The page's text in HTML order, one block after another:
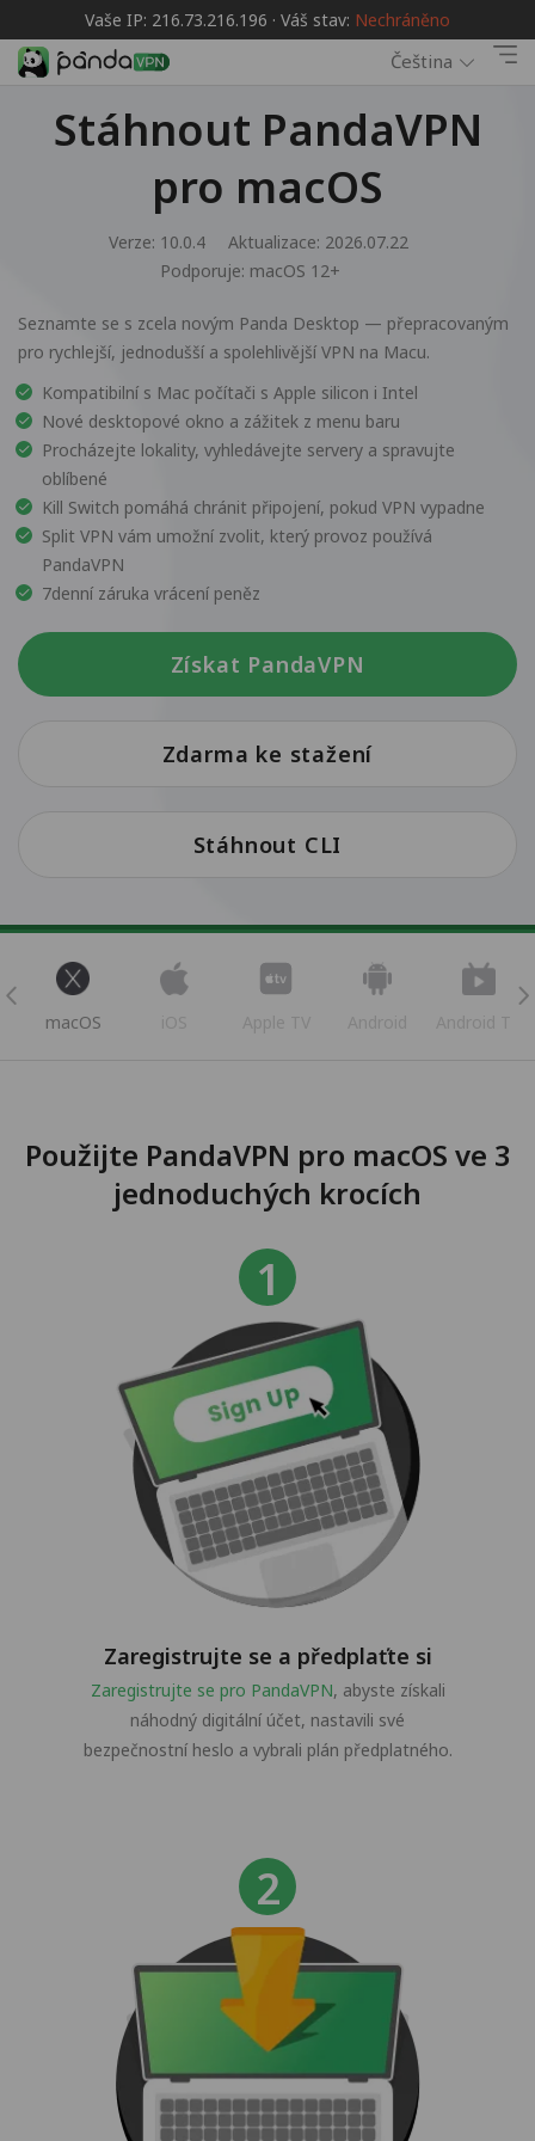
Vaše IP: 216.73.216.196 · Váš stav: Nechráněno
Čeština
Stáhnout PandaVPN
pro macOS
Verze: 10.0.4
Aktualizace: 2026.07.22
Podporuje: macOS 12+
Seznamte se s zcela novým Panda Desktop — přepracovaným
pro rychlejší, jednodušší a spolehlivější VPN na Macu.
Kompatibilní s Mac počítači s Apple silicon i Intel
Nové desktopové okno a zážitek z menu baru
Procházejte lokality, vyhledávejte servery a spravujte
oblíbené
Kill Switch pomáhá chránit připojení, pokud VPN vypadne
Split VPN vám umožní zvolit, který provoz používá
PandaVPN
7denní záruka vrácení peněz
Získat PandaVPN
Zdarma ke stažení
Stáhnout CLI
macOS iOS Apple TV Android Android TV
Použijte PandaVPN pro macOS ve 3
jednoduchých krocích
Zaregistrujte se a předplaťte si
Zaregistrujte se pro PandaVPN, abyste získali
náhodný digitální účet, nastavili své
bezpečnostní heslo a vybrali plán předplatného.